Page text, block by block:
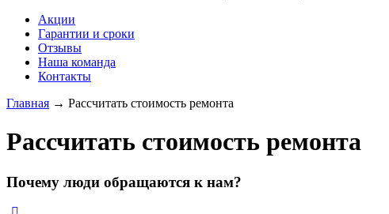
Акции
Гарантии и сроки
Отзывы
Наша команда
Контакты
Главная → Рассчитать стоимость ремонта
Рассчитать стоимость ремонта
Почему люди обращаются к нам?